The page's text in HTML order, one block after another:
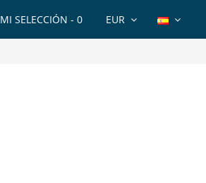
EUR
MI SELECCIÓN - 0